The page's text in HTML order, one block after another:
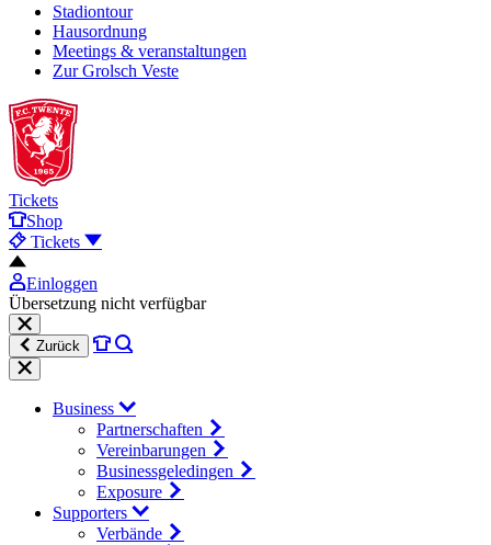
Stadiontour
Hausordnung
Meetings & veranstaltungen
Zur Grolsch Veste
Tickets
Shop
Tickets
Einloggen
Übersetzung nicht verfügbar
Zurück
Business
Partnerschaften
Vereinbarungen
Businessgeledingen
Exposure
Supporters
Verbände